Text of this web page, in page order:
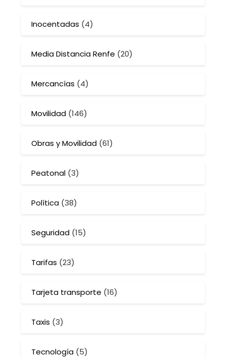
Inocentadas (4)
Media Distancia Renfe (20)
Mercancías (4)
Movilidad (146)
Obras y Movilidad (61)
Peatonal (3)
Política (38)
Seguridad (15)
Tarifas (23)
Tarjeta transporte (16)
Taxis (3)
Tecnología (5)